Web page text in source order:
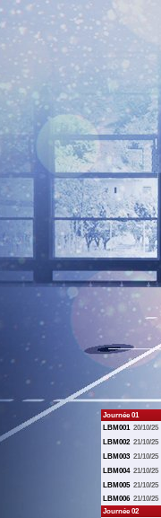
Journée 01
LBM001 20/10/25
LBM002 21/10/25
LBM003 21/10/25
LBM004 21/10/25
LBM005 21/10/25
LBM006 21/10/25
Journée 02